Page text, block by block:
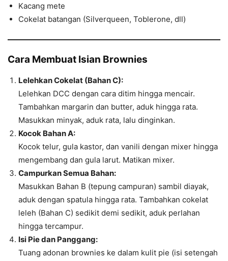
Kacang mete
Cokelat batangan (Silverqueen, Toblerone, dll)
Cara Membuat Isian Brownies
Lelehkan Cokelat (Bahan C):
Lelehkan DCC dengan cara ditim hingga mencair.
Tambahkan margarin dan butter, aduk hingga rata.
Masukkan minyak, aduk rata, lalu dinginkan.
Kocok Bahan A:
Kocok telur, gula kastor, dan vanili dengan mixer hingga
mengembang dan gula larut. Matikan mixer.
Campurkan Semua Bahan:
Masukkan Bahan B (tepung campuran) sambil diayak,
aduk dengan spatula hingga rata. Tambahkan cokelat
leleh (Bahan C) sedikit demi sedikit, aduk perlahan
hingga tercampur.
Isi Pie dan Panggang:
Tuang adonan brownies ke dalam kulit pie (isi setengah